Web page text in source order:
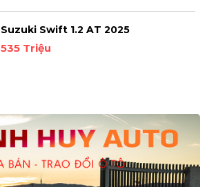
Suzuki Swift 1.2 AT 2025
535 Triệu